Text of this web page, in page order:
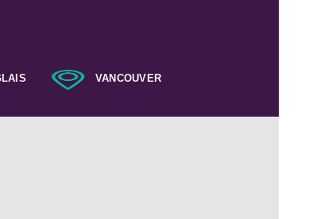
VANCOUVER